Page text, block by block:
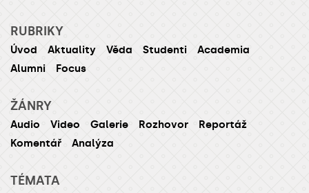
RUBRIKY
Úvod Aktuality Věda Studenti
Academia
Alumni
Focus
ŽÁNRY
Audio Video Galerie Rozhovor
Reportáž
Komentář
Analýza
TÉMATA